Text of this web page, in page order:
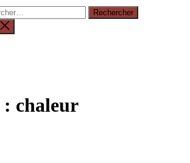
chaleur